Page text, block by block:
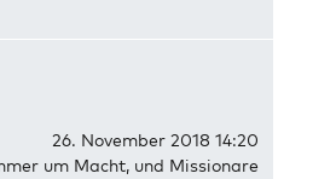
26. November 2018 14:20
um Macht, und Missionare